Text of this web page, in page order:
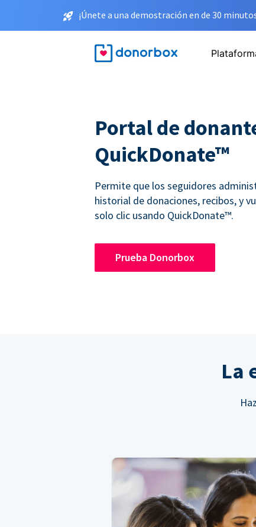
¡Únete a una demostración en de 30
Portal de
QuickDonate™
Permite que los seguidores
historial de donaciones, recibos, y
solo clic usando QuickDonate™.
Prueba Donorbox
La